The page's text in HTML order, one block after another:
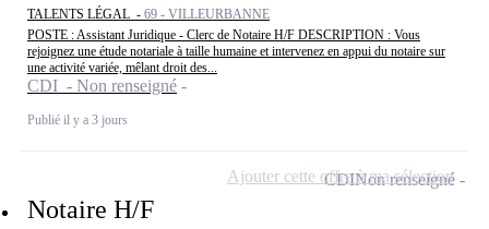
TALENTS LÉGAL - 69 - VILLEURBANNE
POSTE : Assistant Juridique - Clerc de Notaire H/F DESCRIPTION : Vous
rejoignez une étude notariale à taille humaine et intervenez en appui du notaire sur
une activité variée, mêlant droit des...
CDI - Non renseigné
Publié il y a 3 jours
Notaire H/F
CDINon renseigné
Ajouter cette offre à ma sélection